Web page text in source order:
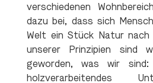
verschiedenen
dazu bei, dass sich
Welt ein Stück Natur nach
unserer Prinzipien sind
geworden, was wir sind:
holzverarbeitendes